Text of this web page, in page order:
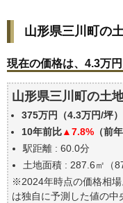
現在の価格は、
価格を詳細に分析
公示地価はいく
エリアの将来性を
自分の年収でいく
山形県三川町の
現在の価格は、4.3万
山形県三川町の土
375万円（4.3万円/坪）
10年前比▲7.8% （前
駅距離 : 60.0分
土地面積 : 287.6㎡（
※2024年時点の価格相場
は独自に予測した値の中